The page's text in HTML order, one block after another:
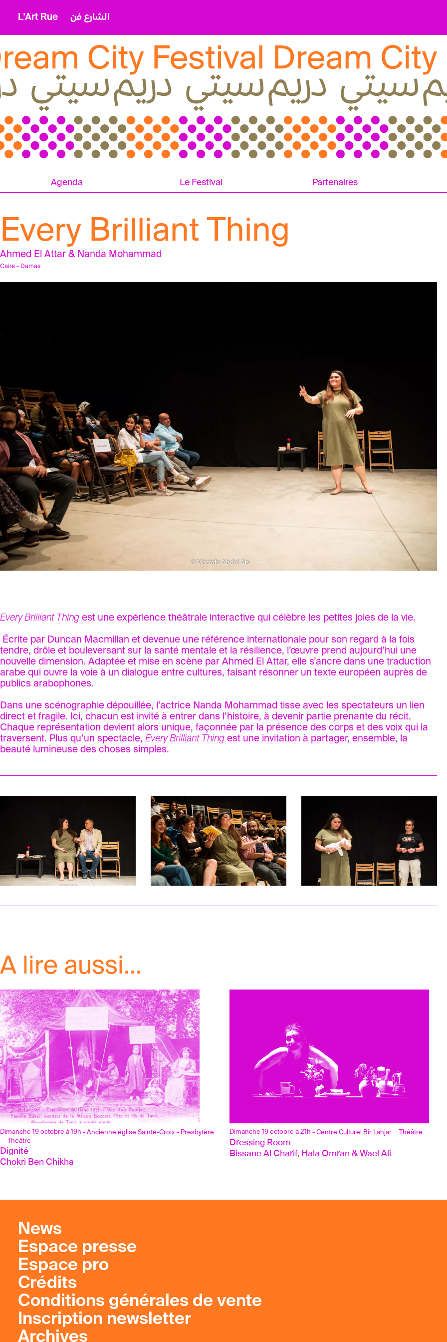
L'Art Rue الشارع فن
Agenda Le Festival Partenaires
Every Brilliant Thing
Ahmed El Attar & Nanda Mohammad
Caire - Damas
Every Brilliant Thing est une expérience théâtrale interactive qui célèbre les petites joies de la vie.
Écrite par Duncan Macmillan et devenue une référence internationale pour son regard à la fois
tendre, drôle et bouleversant sur la santé mentale et la résilience, l’œuvre prend aujourd’hui une
nouvelle dimension. Adaptée et mise en scène par Ahmed El Attar, elle s’ancre dans une traduction
arabe qui ouvre la voie à un dialogue entre cultures, faisant résonner un texte européen auprès de
publics arabophones.
Dans une scénographie dépouillée, l’actrice Nanda Mohammad tisse avec les spectateurs un lien
direct et fragile. Ici, chacun est invité à entrer dans l’histoire, à devenir partie prenante du récit.
Chaque représentation devient alors unique, façonnée par la présence des corps et des voix qui la
traversent. Plus qu’un spectacle, Every Brilliant Thing est une invitation à partager, ensemble, la
beauté lumineuse des choses simples.
A lire aussi...
Dimanche 19 octobre à 19h - Ancienne église Sainte-Croix - Presbytère
Théâtre
Dignité
Chokri Ben Chikha
Dimanche 19 octobre à 21h - Centre Culturel Bir Lahjar Théâtre
Dressing Room
Bissane Al Charif, Hala Omran & Wael Ali
News
Espace presse
Espace pro
Crédits
Conditions générales de vente
Inscription newsletter
Archives